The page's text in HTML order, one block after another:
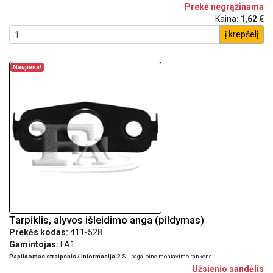
Prekė negrąžinama
Kaina: 1,62 €
į krepšelį
Naujiena!
Tarpiklis, alyvos išleidimo anga (pildymas)
Prekės kodas: 411-528
Gamintojas: FA1
Papildomas straipsnis / informacija 2 Su pagalbine montavimo rankena
Užsienio sandėlis